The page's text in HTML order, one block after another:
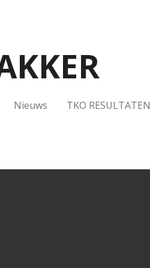
Nieuws
TKO RESULTATEN